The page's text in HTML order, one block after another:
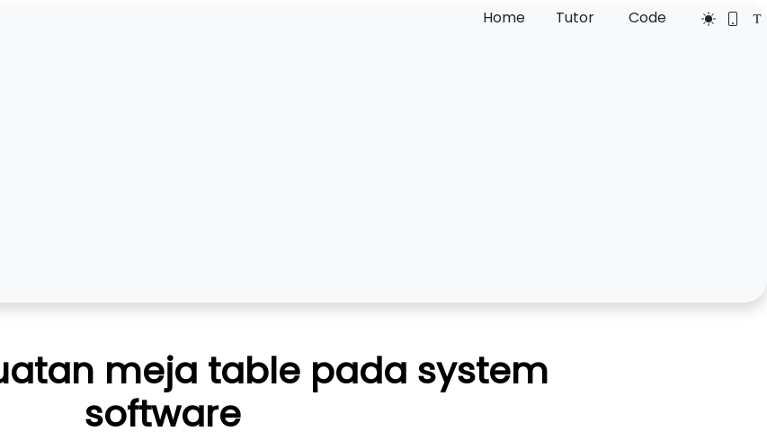
Home Tutor Code
meja table pada system
software